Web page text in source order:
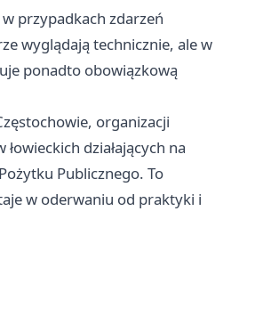
przypadkach zdarzeń
wyglądają technicznie, ale w
ponadto obowiązkową
organizacji
działających na
Publicznego. To
w oderwaniu od praktyki i